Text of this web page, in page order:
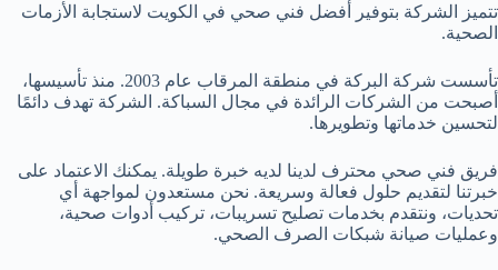
تتميز الشركة بتوفير أفضل فني صحي في الكويت لاستجابة الأزمات
الصحية.
تأسست شركة البركة في منطقة المرقاب عام 2003. منذ تأسيسها،
أصبحت من الشركات الرائدة في مجال السباكة. الشركة تهدف دائمًا
لتحسين خدماتها وتطويرها.
فريق فني صحي محترف لدينا لديه خبرة طويلة. يمكنك الاعتماد على
خبرتنا لتقديم حلول فعالة وسريعة. نحن مستعدون لمواجهة أي
تحديات، ونتقدم بخدمات تصليح تسريبات، تركيب أدوات صحية،
وعمليات صيانة شبكات الصرف الصحي.